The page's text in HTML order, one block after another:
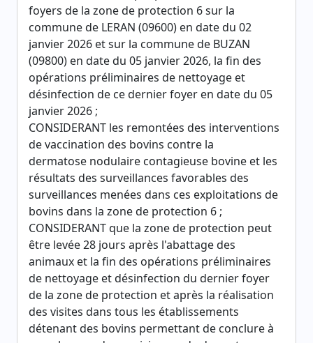
foyers de la zone de protection 6 sur la
commune de LERAN (09600) en date du 02
janvier 2026 et sur la commune de BUZAN
(09800) en date du 05 janvier 2026, la fin des
opérations préliminaires de nettoyage et
désinfection de ce dernier foyer en date du 05
janvier 2026 ;
CONSIDERANT les remontées des interventions
de vaccination des bovins contre la
dermatose nodulaire contagieuse bovine et les
résultats des surveillances favorables des
surveillances menées dans ces exploitations de
bovins dans la zone de protection 6 ;
CONSIDERANT que la zone de protection peut
être levée 28 jours après l'abattage des
animaux et la fin des opérations préliminaires
de nettoyage et désinfection du dernier foyer
de la zone de protection et après la réalisation
des visites dans tous les établissements
détenant des bovins permettant de conclure à